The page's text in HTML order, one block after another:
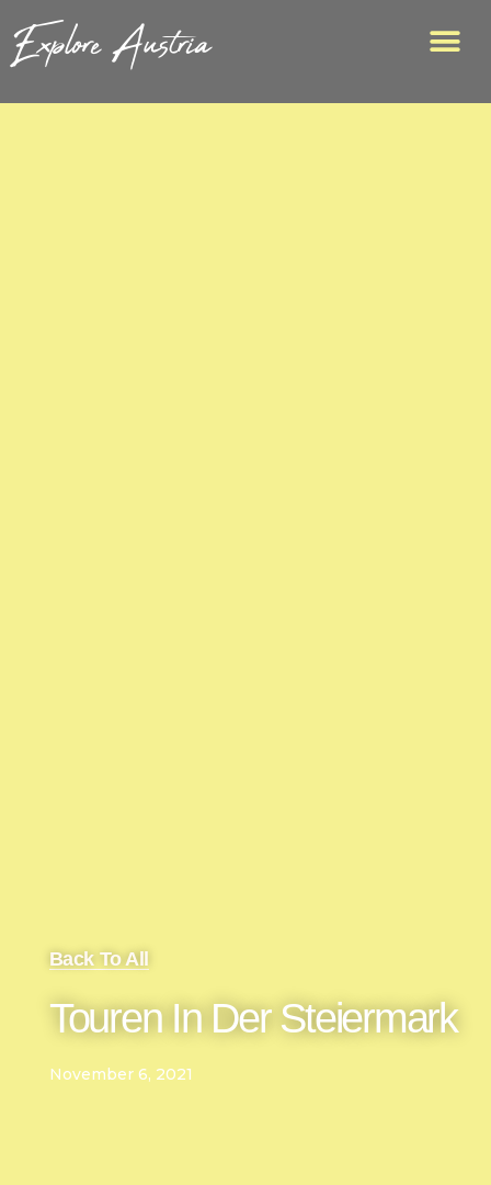
Explore Austria
Back To All
Touren In Der Steiermark
November 6, 2021